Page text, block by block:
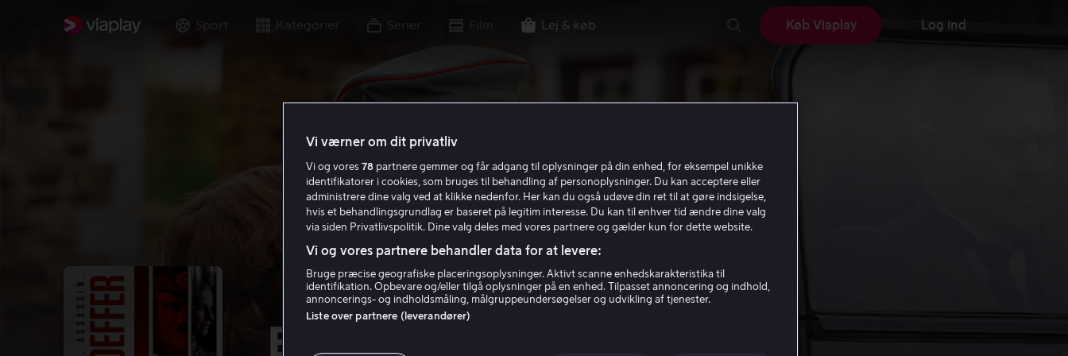
Sport Kategorier Serier Film Lej & køb Køb Viaplay Log ind
Bonhoeffer: Pastor. Spy.
Vi værner om dit privatliv
Vi og vores 78 partnere gemmer og får adgang til oplysninger på din enhed, for eksempel unikke
identifikatorer i cookies, som bruges til behandling af personoplysninger. Du kan acceptere eller
administrere dine valg ved at klikke nedenfor. Her kan du også udøve din ret til at gøre indsigelse,
hvis et behandlingsgrundlag er baseret på legitim interesse. Du kan til enhver tid ændre dine valg
via siden Privatlivspolitik. Dine valg deles med vores partnere og gælder kun for dette website.
Vi og vores partnere behandler data for at levere:
Bruge præcise geografiske placeringsoplysninger. Aktivt scanne enhedskarakteristika til
identifikation. Opbevare og/eller tilgå oplysninger på en enhed. Tilpasset annoncering og indhold,
annoncerings- og indholdsmåling, målgruppeundersøgelser og udvikling af tjenester.
Liste over partnere (leverandører)